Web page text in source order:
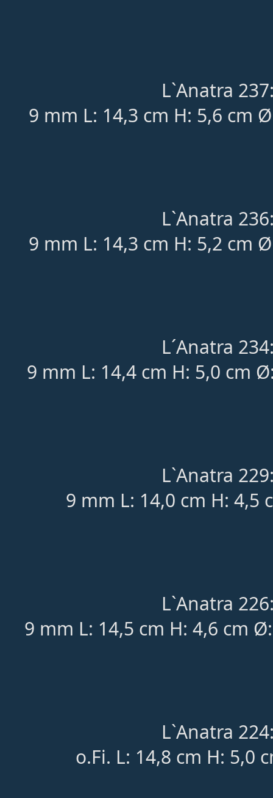
L`Anatra
9 mm L: 14,3 cm H: 5,6 cm
L`Anatra
9 mm L: 14,3 cm H: 5,2 cm
L´Anatra
9 mm L: 14,4 cm H: 5,0 cm
L`Anatra
9 mm L: 14,0 cm H: 4,5
L`Anatra
9 mm L: 14,5 cm H: 4,6 cm
L`Anatra
o.Fi. L: 14,8 cm H: 5,0